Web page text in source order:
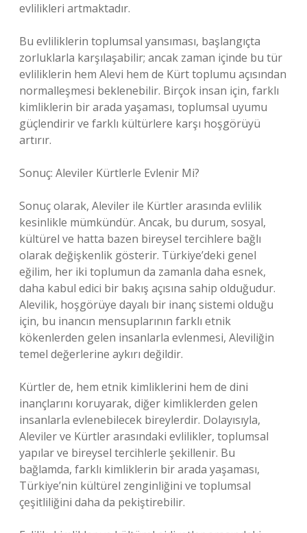
evlilikleri artmaktadır.
Bu evliliklerin toplumsal yansıması, başlangıçta
zorluklarla karşılaşabilir; ancak zaman içinde bu tür
evliliklerin hem Alevi hem de Kürt toplumu açısından
normalleşmesi beklenebilir. Birçok insan için, farklı
kimliklerin bir arada yaşaması, toplumsal uyumu
güçlendirir ve farklı kültürlere karşı hoşgörüyü
artırır.
Sonuç: Aleviler Kürtlerle Evlenir Mi?
Sonuç olarak, Aleviler ile Kürtler arasında evlilik
kesinlikle mümkündür. Ancak, bu durum, sosyal,
kültürel ve hatta bazen bireysel tercihlere bağlı
olarak değişkenlik gösterir. Türkiye’deki genel
eğilim, her iki toplumun da zamanla daha esnek,
daha kabul edici bir bakış açısına sahip olduğudur.
Alevilik, hoşgörüye dayalı bir inanç sistemi olduğu
için, bu inancın mensuplarının farklı etnik
kökenlerden gelen insanlarla evlenmesi, Aleviliğin
temel değerlerine aykırı değildir.
Kürtler de, hem etnik kimliklerini hem de dini
inançlarını koruyarak, diğer kimliklerden gelen
insanlarla evlenebilecek bireylerdir. Dolayısıyla,
Aleviler ve Kürtler arasındaki evlilikler, toplumsal
yapılar ve bireysel tercihlerle şekillenir. Bu
bağlamda, farklı kimliklerin bir arada yaşaması,
Türkiye’nin kültürel zenginliğini ve toplumsal
çeşitliliğini daha da pekiştirebilir.